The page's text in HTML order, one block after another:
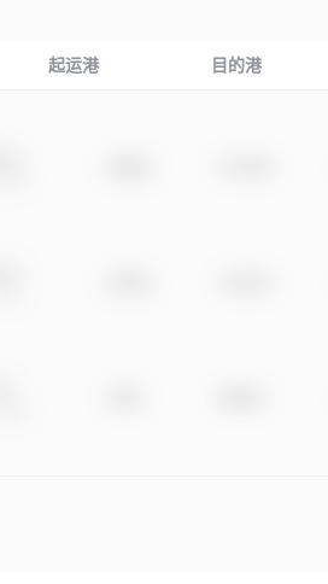
起运港 目的港